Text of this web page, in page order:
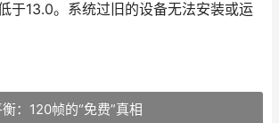
于13.0。系统过旧的设备无法安装或运
：120帧的“免费”真相